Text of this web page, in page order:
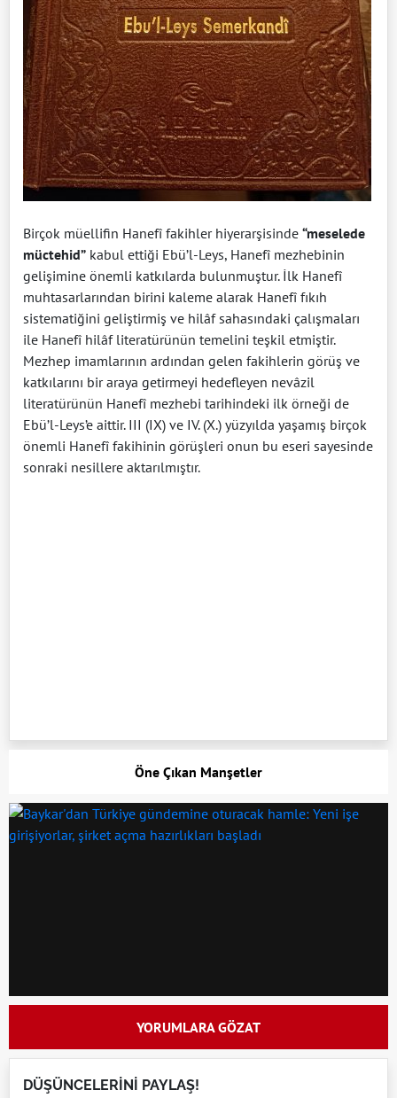
Birçok müellifin Hanefî fakihler hiyerarşisinde “meselede
müctehid” kabul ettiği Ebü’l-Leys, Hanefî mezhebinin
gelişimine önemli katkılarda bulunmuştur. İlk Hanefî
muhtasarlarından birini kaleme alarak Hanefî fıkıh
sistematiğini geliştirmiş ve hilâf sahasındaki çalışmaları
ile Hanefî hilâf literatürünün temelini teşkil etmiştir.
Mezhep imamlarının ardından gelen fakihlerin görüş ve
katkılarını bir araya getirmeyi hedefleyen nevâzil
literatürünün Hanefî mezhebi tarihindeki ilk örneği de
Ebü’l-Leys’e aittir. III (IX) ve IV. (X.) yüzyılda yaşamış birçok
önemli Hanefî fakihinin görüşleri onun bu eseri sayesinde
sonraki nesillere aktarılmıştır.
Öne Çıkan Manşetler
YORUMLARA GÖZAT
DÜŞÜNCELERİNİ PAYLAŞ!